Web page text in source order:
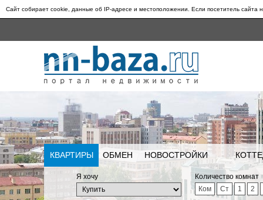
Сайт собирает cookie, данные об IP-адресе и местоположении. Если посетитель сайта
КВАРТИРЫ ОБМЕН НОВОСТРОЙКИ
Я хочу
Количество комнат
Ком
Ст 1 2